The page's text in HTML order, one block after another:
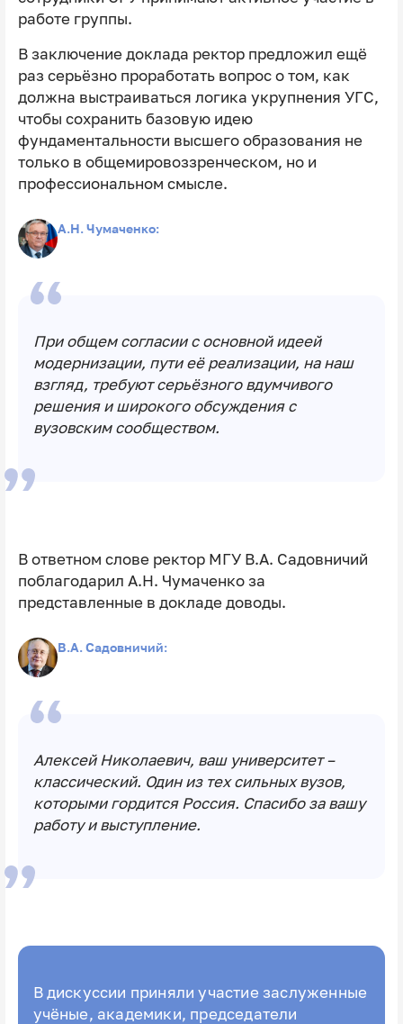
работе группы.
В заключение доклада ректор предложил ещё
раз серьёзно проработать вопрос о том, как
должна выстраиваться логика укрупнения УГС,
чтобы сохранить базовую идею
фундаментальности высшего образования не
только в общемировоззренческом, но и
профессиональном смысле.
А.Н. Чумаченко:
При общем согласии с основной идеей
модернизации, пути её реализации, на наш
взгляд, требуют серьёзного вдумчивого
решения и широкого обсуждения с
вузовским сообществом.
В ответном слове ректор МГУ В.А. Садовничий
поблагодарил А.Н. Чумаченко за
представленные в докладе доводы.
В.А. Садовничий:
Алексей Николаевич, ваш университет –
классический. Один из тех сильных вузов,
которыми гордится Россия. Спасибо за вашу
работу и выступление.
В дискуссии приняли участие заслуженные
учёные, академики, председатели